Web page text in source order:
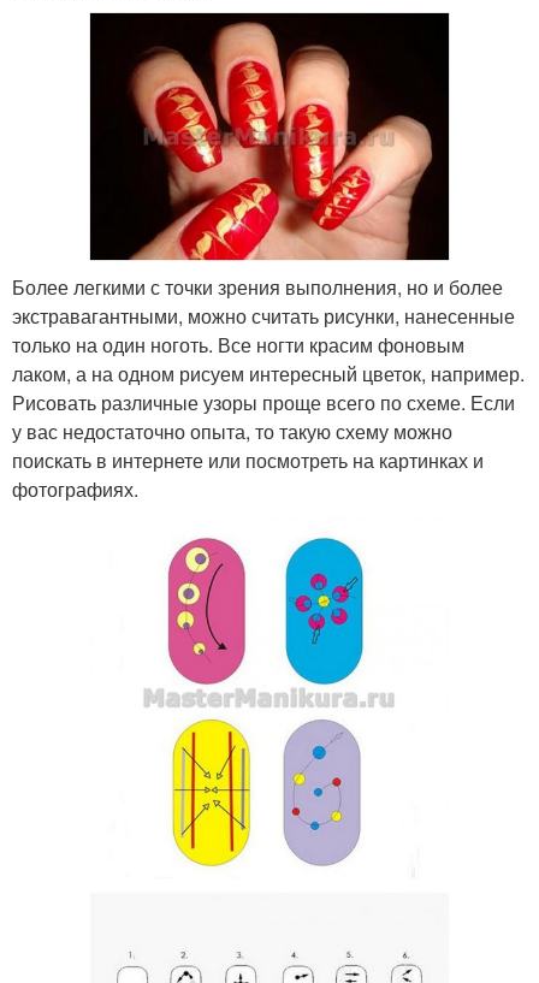
Более легкими с точки зрения выполнения, но и более
экстравагантными, можно считать рисунки, нанесенные
только на один ноготь. Все ногти красим фоновым
лаком, а на одном рисуем интересный цветок, например.
Рисовать различные узоры проще всего по схеме. Если
у вас недостаточно опыта, то такую схему можно
поискать в интернете или посмотреть на картинках и
фотографиях.